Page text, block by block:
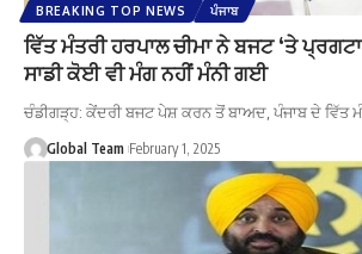
BREAKING TOP NEWS ਪੰਜਾਬ
ਵਿੱਤ ਮੰਤਰੀ ਹਰਪਾਲ ਚੀਮਾ ਨੇ ਬਜਟ ‘ਤੇ
ਸਾਡੀ ਕੋਈ ਵੀ ਮੰਗ ਨਹੀਂ ਮੰਨੀ ਗਈ
ਚੰਡੀਗੜ੍ਹ: ਕੇਂਦਰੀ ਬਜਟ ਪੇਸ਼ ਕਰਨ ਤੋਂ ਬਾਅਦ, ਪੰਜਾਬ ਦੇ ਵਿੱਤ
Global Team February 1, 2025